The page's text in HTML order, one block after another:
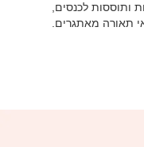
ותוססות לכנסים,
תאורה מאתגרים.